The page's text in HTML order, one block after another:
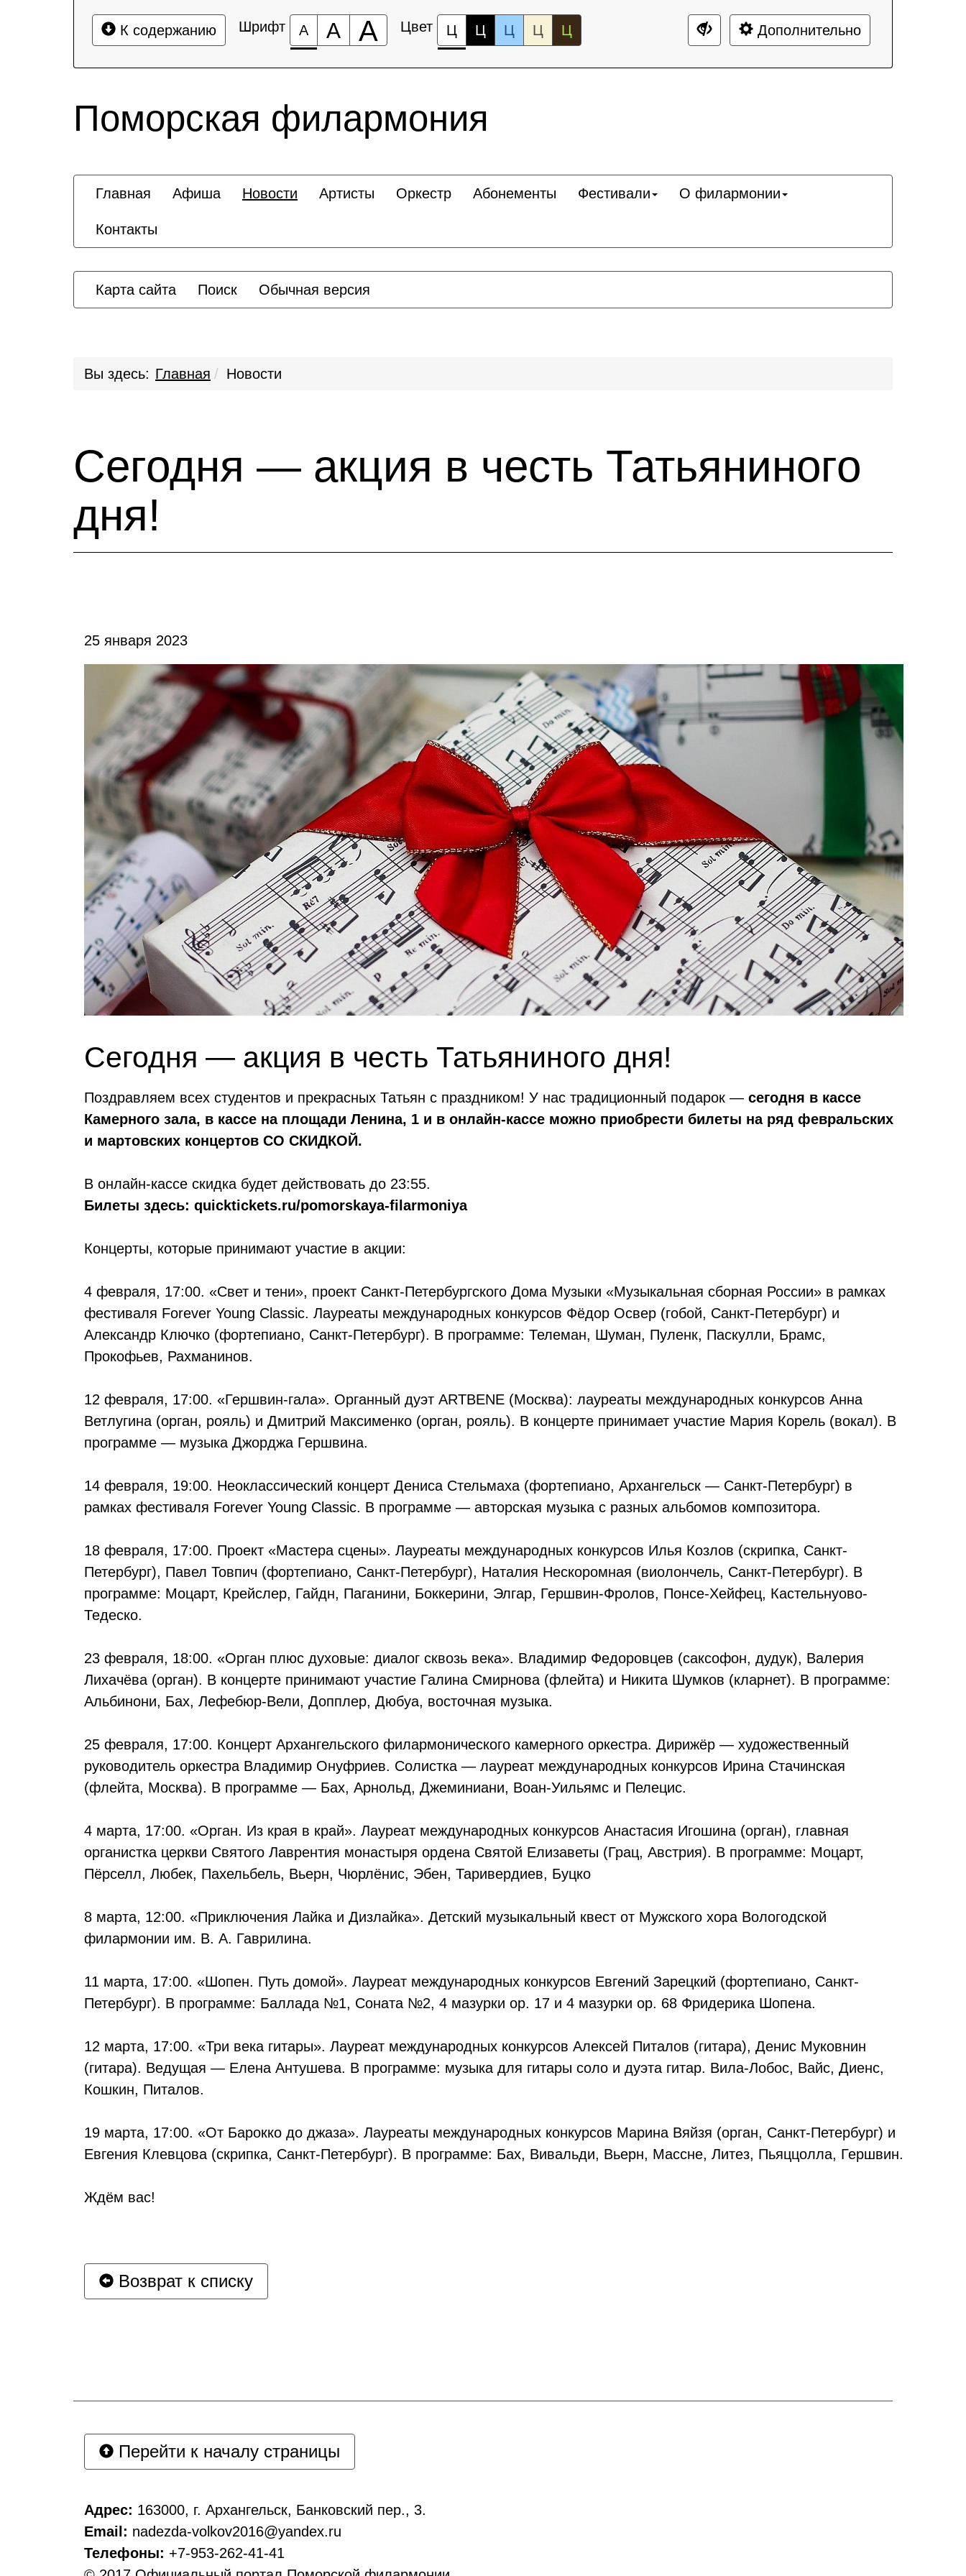
К содержанию Шрифт А А А Цвет Ц Ц Ц Ц Ц Дополнительно
Поморская филармония
Главная Афиша Новости Артисты Оркестр Абонементы Фестивали О филармонии
Контакты
Карта сайта Поиск Обычная версия
Вы здесь: Главная Новости
Сегодня — акция в честь Татьяниного
дня!
25 января 2023
Сегодня — акция в честь Татьяниного дня!
Поздравляем всех студентов и прекрасных Татьян с праздником! У нас традиционный подарок — сегодня в кассе
Камерного зала, в кассе на площади Ленина, 1 и в онлайн-кассе можно приобрести билеты на ряд февральских
и мартовских концертов СО СКИДКОЙ.
В онлайн-кассе скидка будет действовать до 23:55.
Билеты здесь: quicktickets.ru/pomorskaya-filarmoniya
Концерты, которые принимают участие в акции:
4 февраля, 17:00. «Свет и тени», проект Санкт-Петербургского Дома Музыки «Музыкальная сборная России» в рамках
фестиваля Forever Young Classic. Лауреаты международных конкурсов Фёдор Освер (гобой, Санкт-Петербург) и
Александр Ключко (фортепиано, Санкт-Петербург). В программе: Телеман, Шуман, Пуленк, Паскулли, Брамс,
Прокофьев, Рахманинов.
12 февраля, 17:00. «Гершвин-гала». Органный дуэт ARTBENE (Москва): лауреаты международных конкурсов Анна
Ветлугина (орган, рояль) и Дмитрий Максименко (орган, рояль). В концерте принимает участие Мария Корель (вокал). В
программе — музыка Джорджа Гершвина.
14 февраля, 19:00. Неоклассический концерт Дениса Стельмаха (фортепиано, Архангельск — Санкт-Петербург) в
рамках фестиваля Forever Young Classic. В программе — авторская музыка с разных альбомов композитора.
18 февраля, 17:00. Проект «Мастера сцены». Лауреаты международных конкурсов Илья Козлов (скрипка, Санкт-
Петербург), Павел Товпич (фортепиано, Санкт-Петербург), Наталия Нескоромная (виолончель, Санкт-Петербург). В
программе: Моцарт, Крейслер, Гайдн, Паганини, Боккерини, Элгар, Гершвин-Фролов, Понсе-Хейфец, Кастельнуово-
Тедеско.
23 февраля, 18:00. «Орган плюс духовые: диалог сквозь века». Владимир Федоровцев (саксофон, дудук), Валерия
Лихачёва (орган). В концерте принимают участие Галина Смирнова (флейта) и Никита Шумков (кларнет). В программе:
Альбинони, Бах, Лефебюр-Вели, Допплер, Дюбуа, восточная музыка.
25 февраля, 17:00. Концерт Архангельского филармонического камерного оркестра. Дирижёр — художественный
руководитель оркестра Владимир Онуфриев. Солистка — лауреат международных конкурсов Ирина Стачинская
(флейта, Москва). В программе — Бах, Арнольд, Джеминиани, Воан-Уильямс и Пелецис.
4 марта, 17:00. «Орган. Из края в край». Лауреат международных конкурсов Анастасия Игошина (орган), главная
органистка церкви Святого Лаврентия монастыря ордена Святой Елизаветы (Грац, Австрия). В программе: Моцарт,
Пёрселл, Любек, Пахельбель, Вьерн, Чюрлёнис, Эбен, Таривердиев, Буцко
8 марта, 12:00. «Приключения Лайка и Дизлайка». Детский музыкальный квест от Мужского хора Вологодской
филармонии им. В. А. Гаврилина.
11 марта, 17:00. «Шопен. Путь домой». Лауреат международных конкурсов Евгений Зарецкий (фортепиано, Санкт-
Петербург). В программе: Баллада №1, Соната №2, 4 мазурки op. 17 и 4 мазурки op. 68 Фридерика Шопена.
12 марта, 17:00. «Три века гитары». Лауреат международных конкурсов Алексей Питалов (гитара), Денис Муковнин
(гитара). Ведущая — Елена Антушева. В программе: музыка для гитары соло и дуэта гитар. Вила-Лобос, Вайс, Диенс,
Кошкин, Питалов.
19 марта, 17:00. «От Барокко до джаза». Лауреаты международных конкурсов Марина Вяйзя (орган, Санкт-Петербург) и
Евгения Клевцова (скрипка, Санкт-Петербург). В программе: Бах, Вивальди, Вьерн, Массне, Литез, Пьяццолла, Гершвин.
Ждём вас!
Возврат к списку
Перейти к началу страницы
Адрес: 163000, г. Архангельск, Банковский пер., 3.
Email: nadezda-volkov2016@yandex.ru
Телефоны: +7-953-262-41-41